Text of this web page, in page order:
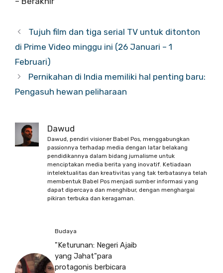
Tujuh film dan tiga serial TV untuk ditonton
di Prime Video minggu ini (26 Januari – 1
Februari)
Pernikahan di India memiliki hal penting baru:
Pengasuh hewan peliharaan
Dawud
Dawud, pendiri visioner Babel Pos, menggabungkan
passionnya terhadap media dengan latar belakang
pendidikannya dalam bidang jurnalisme untuk
menciptakan media berita yang inovatif. Ketiadaan
intelektualitas dan kreativitas yang tak terbatasnya telah
membentuk Babel Pos menjadi sumber informasi yang
dapat dipercaya dan menghibur, dengan menghargai
pikiran terbuka dan keragaman.
Budaya
"Keturunan: Negeri Ajaib
yang Jahat"para
protagonis berbicara